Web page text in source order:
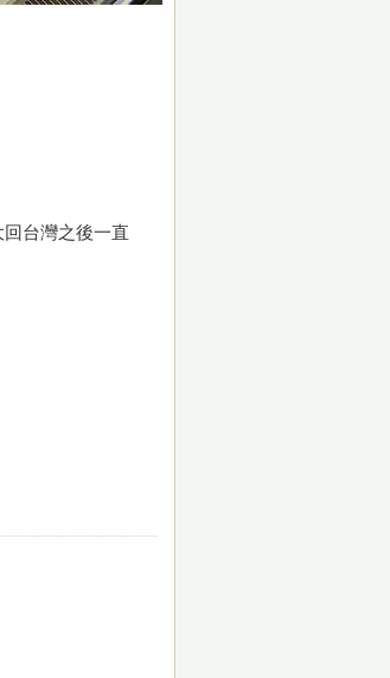
台灣之後一直